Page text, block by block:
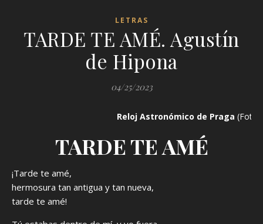
LETRAS
TARDE TE AMÉ. Agustín
de Hipona
04/25/2023
Reloj Astronómico de Praga
TARDE TE AMÉ
¡Tarde te amé,
hermosura tan antigua y tan nueva,
tarde te amé!